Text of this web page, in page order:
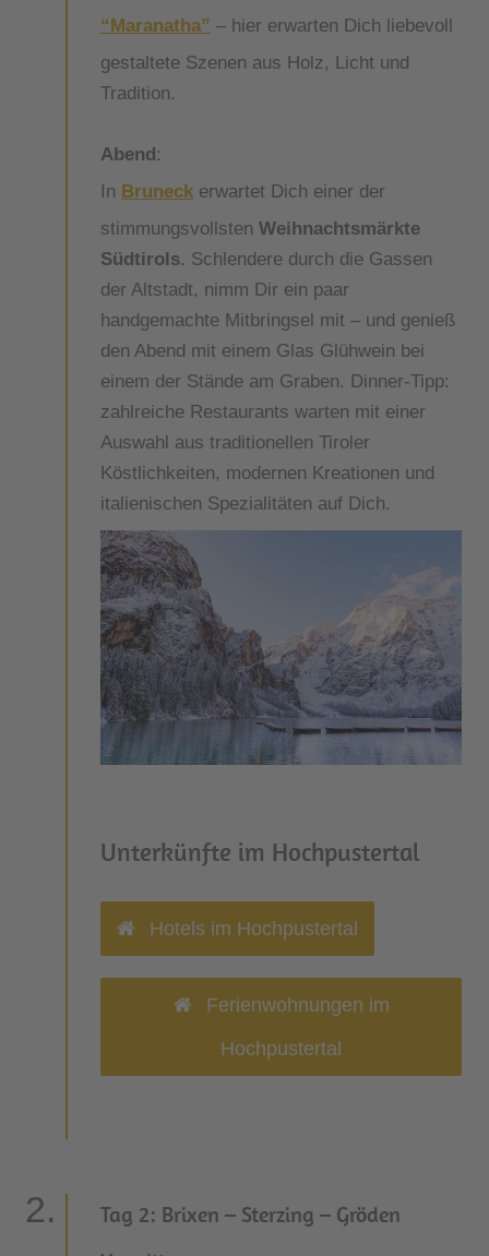
“Maranatha” – hier erwarten Dich liebevoll
gestaltete Szenen aus Holz, Licht und
Tradition.
Abend:
In Bruneck erwartet Dich einer der
stimmungsvollsten Weihnachtsmärkte
Südtirols. Schlendere durch die Gassen
der Altstadt, nimm Dir ein paar
handgemachte Mitbringsel mit – und genieß
den Abend mit einem Glas Glühwein bei
einem der Stände am Graben. Dinner-Tipp:
zahlreiche Restaurants warten mit einer
Auswahl aus traditionellen Tiroler
Köstlichkeiten, modernen Kreationen und
italienischen Spezialitäten auf Dich.
Unterkünfte im Hochpustertal
Hotels im Hochpustertal
Ferienwohnungen im
Hochpustertal
Tag 2: Brixen – Sterzing – Gröden